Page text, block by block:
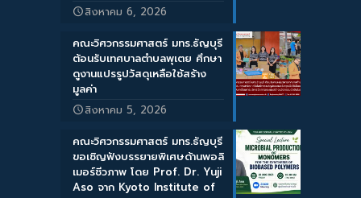
สิงหาคม 6, 2026
คณะวิศวกรรมศาสตร์ มทร.ธัญบุรี
ต้อนรับเทศบาลตำบลพุเตย ศึกษา
ดูงานแปรรูปวัสดุเหลือใช้สร้าง
มูลค่า
สิงหาคม 5, 2026
คณะวิศวกรรมศาสตร์ มทร.ธัญบุรี
ขอเชิญฟังบรรยายพิเศษด้านพอลิ
เมอร์ชีวภาพ โดย Prof. Dr. Yuji
Aso จาก Kyoto Institute of